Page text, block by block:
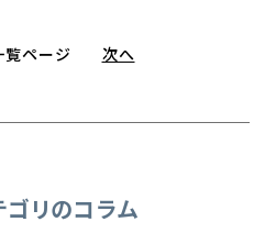
覧ページ 次へ
ゴリのコラム